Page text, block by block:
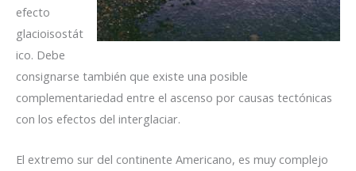
efecto
glacioisostát
ico. Debe
consignarse también que existe una posible
complementariedad entre el ascenso por causas tectónicas
con los efectos del interglaciar.
El extremo sur del continente Americano, es muy complejo